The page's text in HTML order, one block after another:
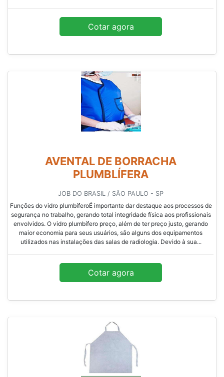
Cotar agora
AVENTAL DE BORRACHA
PLUMBLÍFERA
JOB DO BRASIL / SÃO PAULO - SP
Funções do vidro plumbíferoÉ importante dar destaque aos processos de
segurança no trabalho, gerando total integridade física aos profissionais
envolvidos. O vidro plumbífero preço, além de ter preço justo, gerando
maior economia para seus usuários, são alguns dos equipamentos
utilizados nas instalações das salas de radiologia. Devido à sua...
Cotar agora